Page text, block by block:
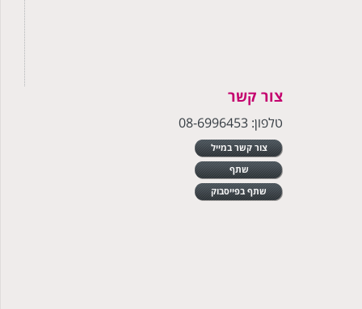
צור קשר
טלפון: 08-6996453
צור קשר במייל
שתף
שתף בפייסבוק